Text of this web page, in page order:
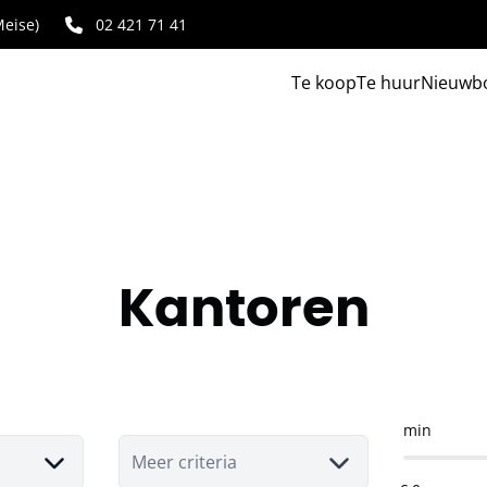
02 421 71 41
Te koopTe huur
Kantoren
Meer criteria
min